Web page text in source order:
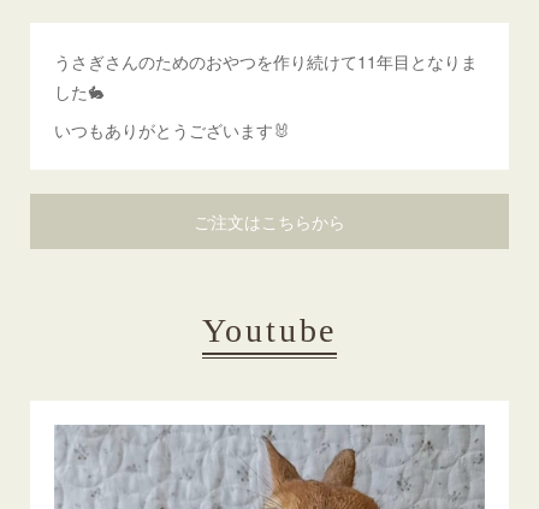
うさぎさんのためのおやつを作り続けて11年目となりま
した🐇
いつもありがとうございます🐰
ご注文はこちらから
Youtube